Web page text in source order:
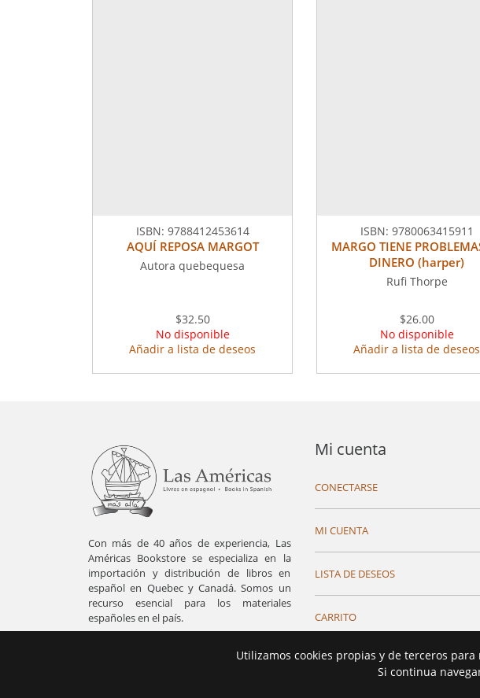
ISBN: 9788412453614
AQUÍ REPOSA MARGOT
Autora quebequesa
$32.50
No disponible
Añadir a lista de deseos
ISBN: 9780063415911
MARGO TIENE
DINERO (harper)
Rufi Thorpe
$26.00
No disponible
Añadir a lista de deseos
Con más de 40 años de experiencia, Las
Américas Bookstore se especializa en la
importación y distribución de libros en
español en Quebec y Canadá. Somos un
recurso esencial para los materiales
españoles en el país.
Mi cuenta
CONECTARSE
MI CUENTA
LISTA DE DESEOS
CARRITO
Utilizamos cookies propias y de terceros
Si continua